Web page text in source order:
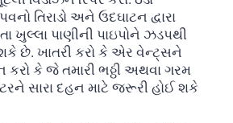
તિરાડો અને ઉદઘાટન દ્વારા
ખુલ્લા પાણીની પાઇપોને ઝડપથી
શકે છે. ખાતરી કરો કે એર વેન્ટ્સને
કે જે તમારી ભઠ્ઠી અથવા ગરમ
સારા દહન માટે જરૂરી હોઈ શકે